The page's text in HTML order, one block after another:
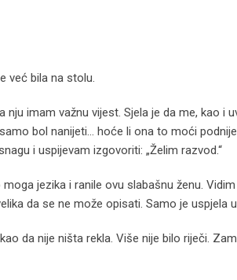
već bila na stolu.
imam važnu vijest. Sjela je da me, kao i
bol nanijeti… hoće li ona to moći
i uspijevam izgovoriti: „Želim razvod.“
jezika i ranile ovu slabašnu ženu.
da se ne može opisati. Samo je uspjela
da nije ništa rekla. Više nije bilo riječi.